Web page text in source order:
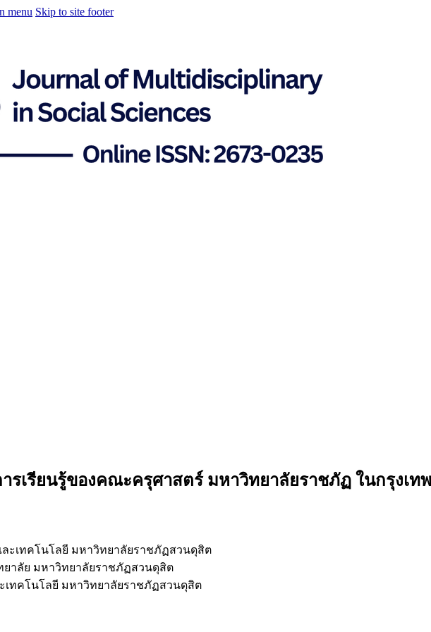
menu Skip to site footer
รเรียนรู้ของคณะครุศาสตร์ มหาวิทยาลัยราชภัฏ ในกรุงเท
ะเทคโนโลยี มหาวิทยาลัยราชภัฏสวนดุสิต
าลัย มหาวิทยาลัยราชภัฏสวนดุสิต
เทคโนโลยี มหาวิทยาลัยราชภัฏสวนดุสิต